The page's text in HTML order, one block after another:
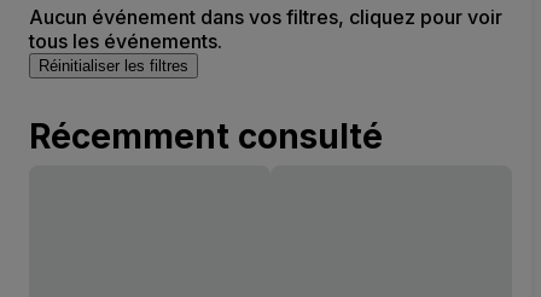
Aucun événement dans vos filtres, cliquez pour voir
tous les événements.
Réinitialiser les filtres
Récemment consulté